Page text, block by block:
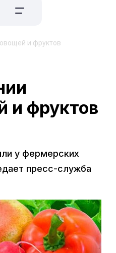
и фруктов
и фруктов
у фермерских
пресс-служба